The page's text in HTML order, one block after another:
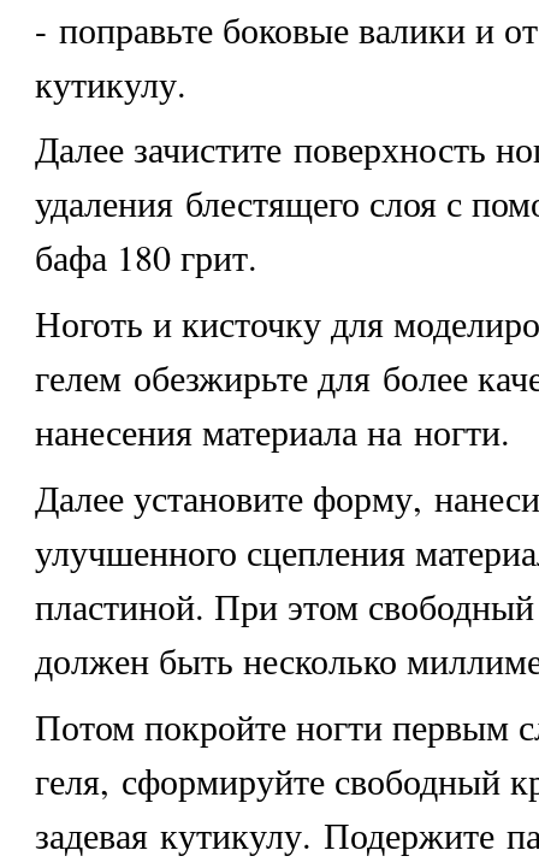
- поправьте боковые валики и
кутикулу.
Далее зачистите поверхность
удаления блестящего слоя с
бафа 180 грит.
Ноготь и кисточку для
гелем обезжирьте для более
нанесения материала на ногти.
Далее установите форму,
улучшенного сцепления
пластиной. При этом
должен быть несколько
Потом покройте ногти первым
геля, сформируйте свободный
задевая кутикулу. Подержите